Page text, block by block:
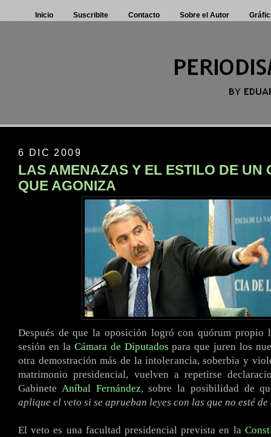
Inicio Suscribite Contacto Sobre el Autor
6 DIC 2009
LAS AMENAZAS Y EL ESTILO DE UN
QUE AGONIZA
Después de que la oposición logró con quórum propio
sesión en la Cámara de Diputados para que juren los
otra demostración más de la intolerancia, soberbia y
matrimonio presidencial, vuelven a repetirse
Gabinete Aníbal Fernández, sobre la posibilidad de
aplique el veto si se aprueban leyes con las que no esté
El veto es una facultad presidencial prevista en la